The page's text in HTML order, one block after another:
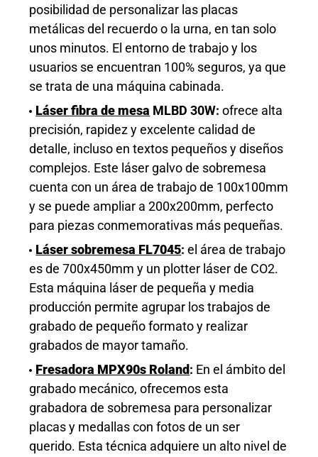
posibilidad de personalizar las placas
metálicas del recuerdo o la urna, en tan solo
unos minutos. El entorno de trabajo y los
usuarios se encuentran 100% seguros, ya que
se trata de una máquina cabinada.
Láser fibra de mesa MLBD 30W:ofrece alta
precisión, rapidez y excelente calidad de
detalle, incluso en textos pequeños y diseños
complejos. Este láser galvo de sobremesa
cuenta con un área de trabajo de 100x100mm
y se puede ampliar a 200x200mm, perfecto
para piezas conmemorativas más pequeñas.
Láser sobremesa FL7045: el área de trabajo
es de 700x450mm y un plotter láser de CO2.
Esta máquina láser de pequeña y media
producción permite agrupar los trabajos de
grabado de pequeño formato y realizar
grabados de mayor tamaño.
Fresadora MPX90s Roland: En el ámbito del
grabado mecánico, ofrecemosesta
grabadora de sobremesa para personalizar
placas y medallas con fotos de un ser
querido. Esta técnica adquiere un alto nivel de